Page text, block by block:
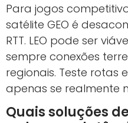
Para jogos
satélite GEO é
RTT. LEO pode ser
sempre conexões
regionais. Teste rotas
apenas se realmente
Quais soluções